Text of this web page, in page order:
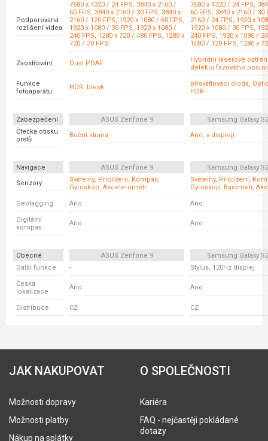
Podporovaná
rozlišení videa
7680 x 4320 / 24 FPS, 3840 x 2160 /
60 FPS, 3840 x 2160 / 30 FPS, 3840 x
2160 / 120 FPS, 1920 x 1080 / 60 FPS,
1920 x 1080 / 30 FPS, 1920 x 1080 /
240 FPS, 1280 x 720 / 480 FPS, 1280 x
720 / 30 FPS
7680 x 4320 / 24 FPS,
60 FPS, 3840 x 2160 / 30
2160 / 24 FPS, 1920 x
1920 x 1080 / 30 FPS,
240 FPS, 1920 x 1080 /
1080 / 120 FPS, 1280 x
Zaostřování Dual PDAF
Hybridní laserové
detekcí fázového
Funkce
fotoaparátu
HDR, blesk
přisvětlovací dioda,
HDR
Zabezpečení ASUS Zenfone 9
Samsung Galaxy
Čtečka otisku
prstů
Boční strana Ano, v displeji
Navigace ASUS Zenfone 9
Samsung Galaxy
Senzory
Světelný, Přiblížení, Kompas,
Gyroskop, Akcelerometr
Světelný, Přiblížení,
Gyroskop, Barometr,
Geotagging Ano Ano
Digitální
kompas
Ano Ano
Obecné ASUS Zenfone 9
Samsung Galaxy
Další funkce
- Stylus, 120Hz displej
Česká
lokalizace
Ano Ano
Distribuce CZ CZ
JAK NAKUPOVAT
Možnosti dopravy
Možnosti platby
Nákup na splátky
O SPOLEČNOSTI
Kariéra
FAQ - nejčastěji pokládané
dotazy